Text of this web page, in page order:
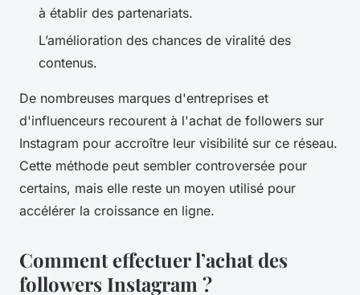
à établir des partenariats.
L’amélioration des chances de viralité des
contenus.
De nombreuses marques d'entreprises et
d'influenceurs recourent à l'achat de followers sur
Instagram pour accroître leur visibilité sur ce réseau.
Cette méthode peut sembler controversée pour
certains, mais elle reste un moyen utilisé pour
accélérer la croissance en ligne.
Comment effectuer l’achat des
followers Instagram ?